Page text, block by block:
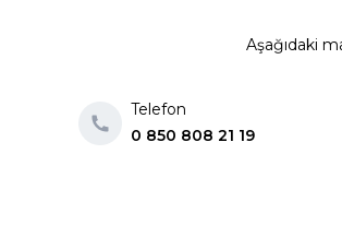
Aşağıdaki
Telefon
0 850 808 21 19